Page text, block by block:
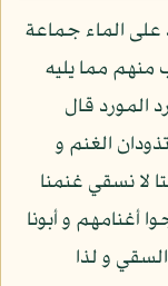
الماء جماعة
مما يليه
المورد قال
الغنم و
لا نسقي غنمنا
أغنامهم و أبونا
و لذا